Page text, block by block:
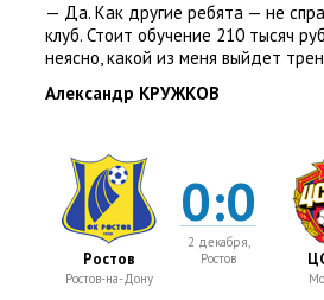
— Да. Как другие ребята — не
клуб. Стоит обучение 210 тысяч
неясно, какой из меня выйдет
Александр КРУЖКОВ
Ростов
Ростов-на-Дону
0:0
2 декабря,
Ростов